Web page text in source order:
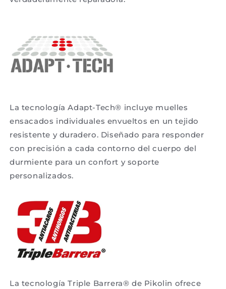
La tecnología Adapt-Tech® incluye muelles
ensacados individuales envueltos en un tejido
resistente y duradero. Diseñado para responder
con precisión a cada contorno del cuerpo del
durmiente para un confort y soporte
personalizados.
La tecnología Triple Barrera® de Pikolin ofrece